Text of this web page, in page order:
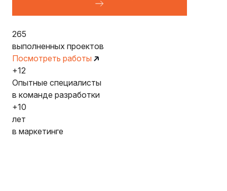
265
выполненных проектов
Посмотреть работы
+12
Опытные специалисты
в команде разработки
+10
лет
в маркетинге